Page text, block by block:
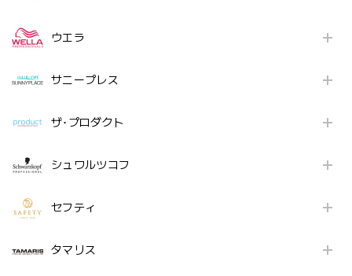
ウエラ
サニープレス
ザ･プロダクト
シュワルツコフ
セフティ
タマリス